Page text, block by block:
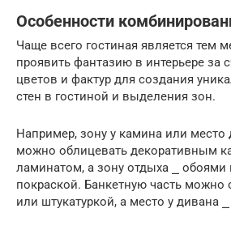
Особенности
Чаще всего гостиная является тем
проявить фантазию в интерьере за
цветов и фактур для создания
стен в гостиной и выделения зон.
Например, зону у камина или место
можно облицевать декоративным
ламинатом, а зону отдыха ⎯ обоями
покраской. Банкетную часть можно
или штукатуркой, а место у дивана